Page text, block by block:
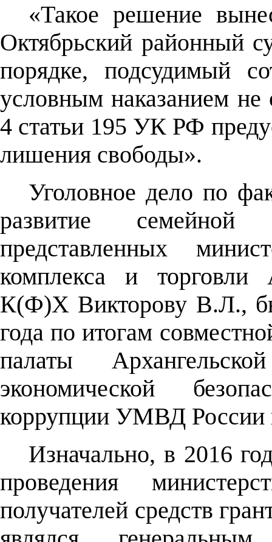
«Такое решение
Октябрьский районный
порядке, подсудимый
условным наказанием не
4 статьи 195 УК РФ
лишения свободы».
Уголовное дело по
развитие семейной
представленных
комплекса и торговли
К(Ф)Х Викторову В.Л.,
года по итогам
палаты
экономической
коррупции УМВД России
Изначально, в 2016
проведения
получателей средств